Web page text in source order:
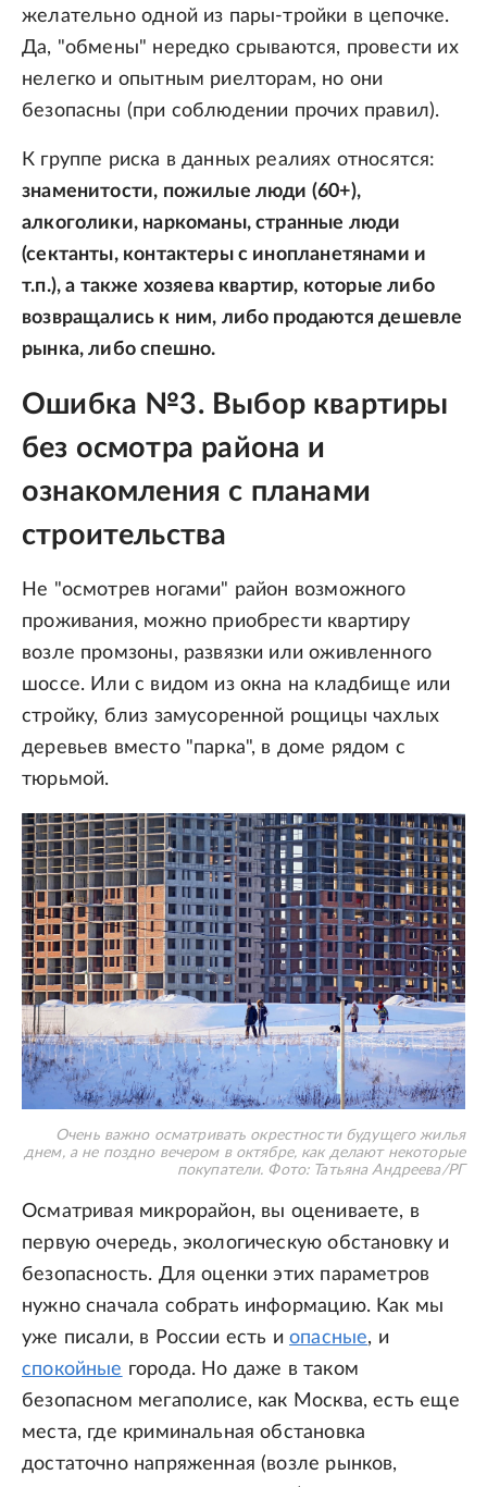
желательно одной из пары-тройки в цепочке.
Да, "обмены" нередко срываются, провести их
нелегко и опытным риелторам, но они
безопасны (при соблюдении прочих правил).
К группе риска в данных реалиях относятся:
знаменитости, пожилые люди (60+),
алкоголики, наркоманы, странные люди
(сектанты, контактеры с инопланетянами и
т.п.), а также хозяева квартир, которые либо
возвращались к ним, либо продаются дешевле
рынка, либо спешно.
Ошибка №3. Выбор квартиры
без осмотра района и
ознакомления с планами
строительства
Не "осмотрев ногами" район возможного
проживания, можно приобрести квартиру
возле промзоны, развязки или оживленного
шоссе. Или с видом из окна на кладбище или
стройку, близ замусоренной рощицы чахлых
деревьев вместо "парка", в доме рядом с
тюрьмой.
Очень важно осматривать окрестности будущего жилья
днем, а не поздно вечером в октябре, как делают некоторые
покупатели. Фото: Татьяна Андреева/РГ
Осматривая микрорайон, вы оцениваете, в
первую очередь, экологическую обстановку и
безопасность. Для оценки этих параметров
нужно сначала собрать информацию. Как мы
уже писали, в России есть иопасные, и
спокойные города. Но даже в таком
безопасном мегаполисе, как Москва, есть еще
места, где криминальная обстановка
достаточно напряженная (возле рынков,